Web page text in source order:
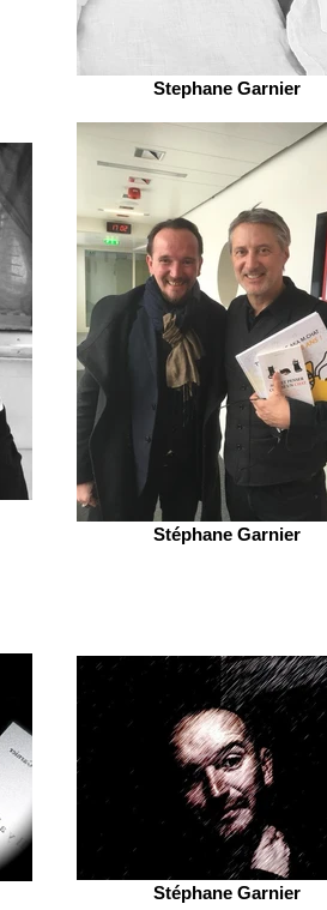
Stephane Garnier
Stéphane Garnier
Stéphane Garnier